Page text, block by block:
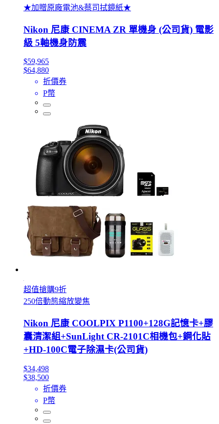
★加贈原廠電池&蔡司拭鏡紙★
Nikon 尼康 CINEMA ZR 單機身 (公司貨) 電影
級 5軸機身防震
$59,965
$64,880
折價券
P幣
超值搶購9折
250倍動態縮放變焦
Nikon 尼康 COOLPIX P1100+128G記憶卡+膠
囊清潔組+SunLight CR-2101C相機包+鋼化貼
+HD-100C電子除濕卡(公司貨)
$34,498
$38,500
折價券
P幣